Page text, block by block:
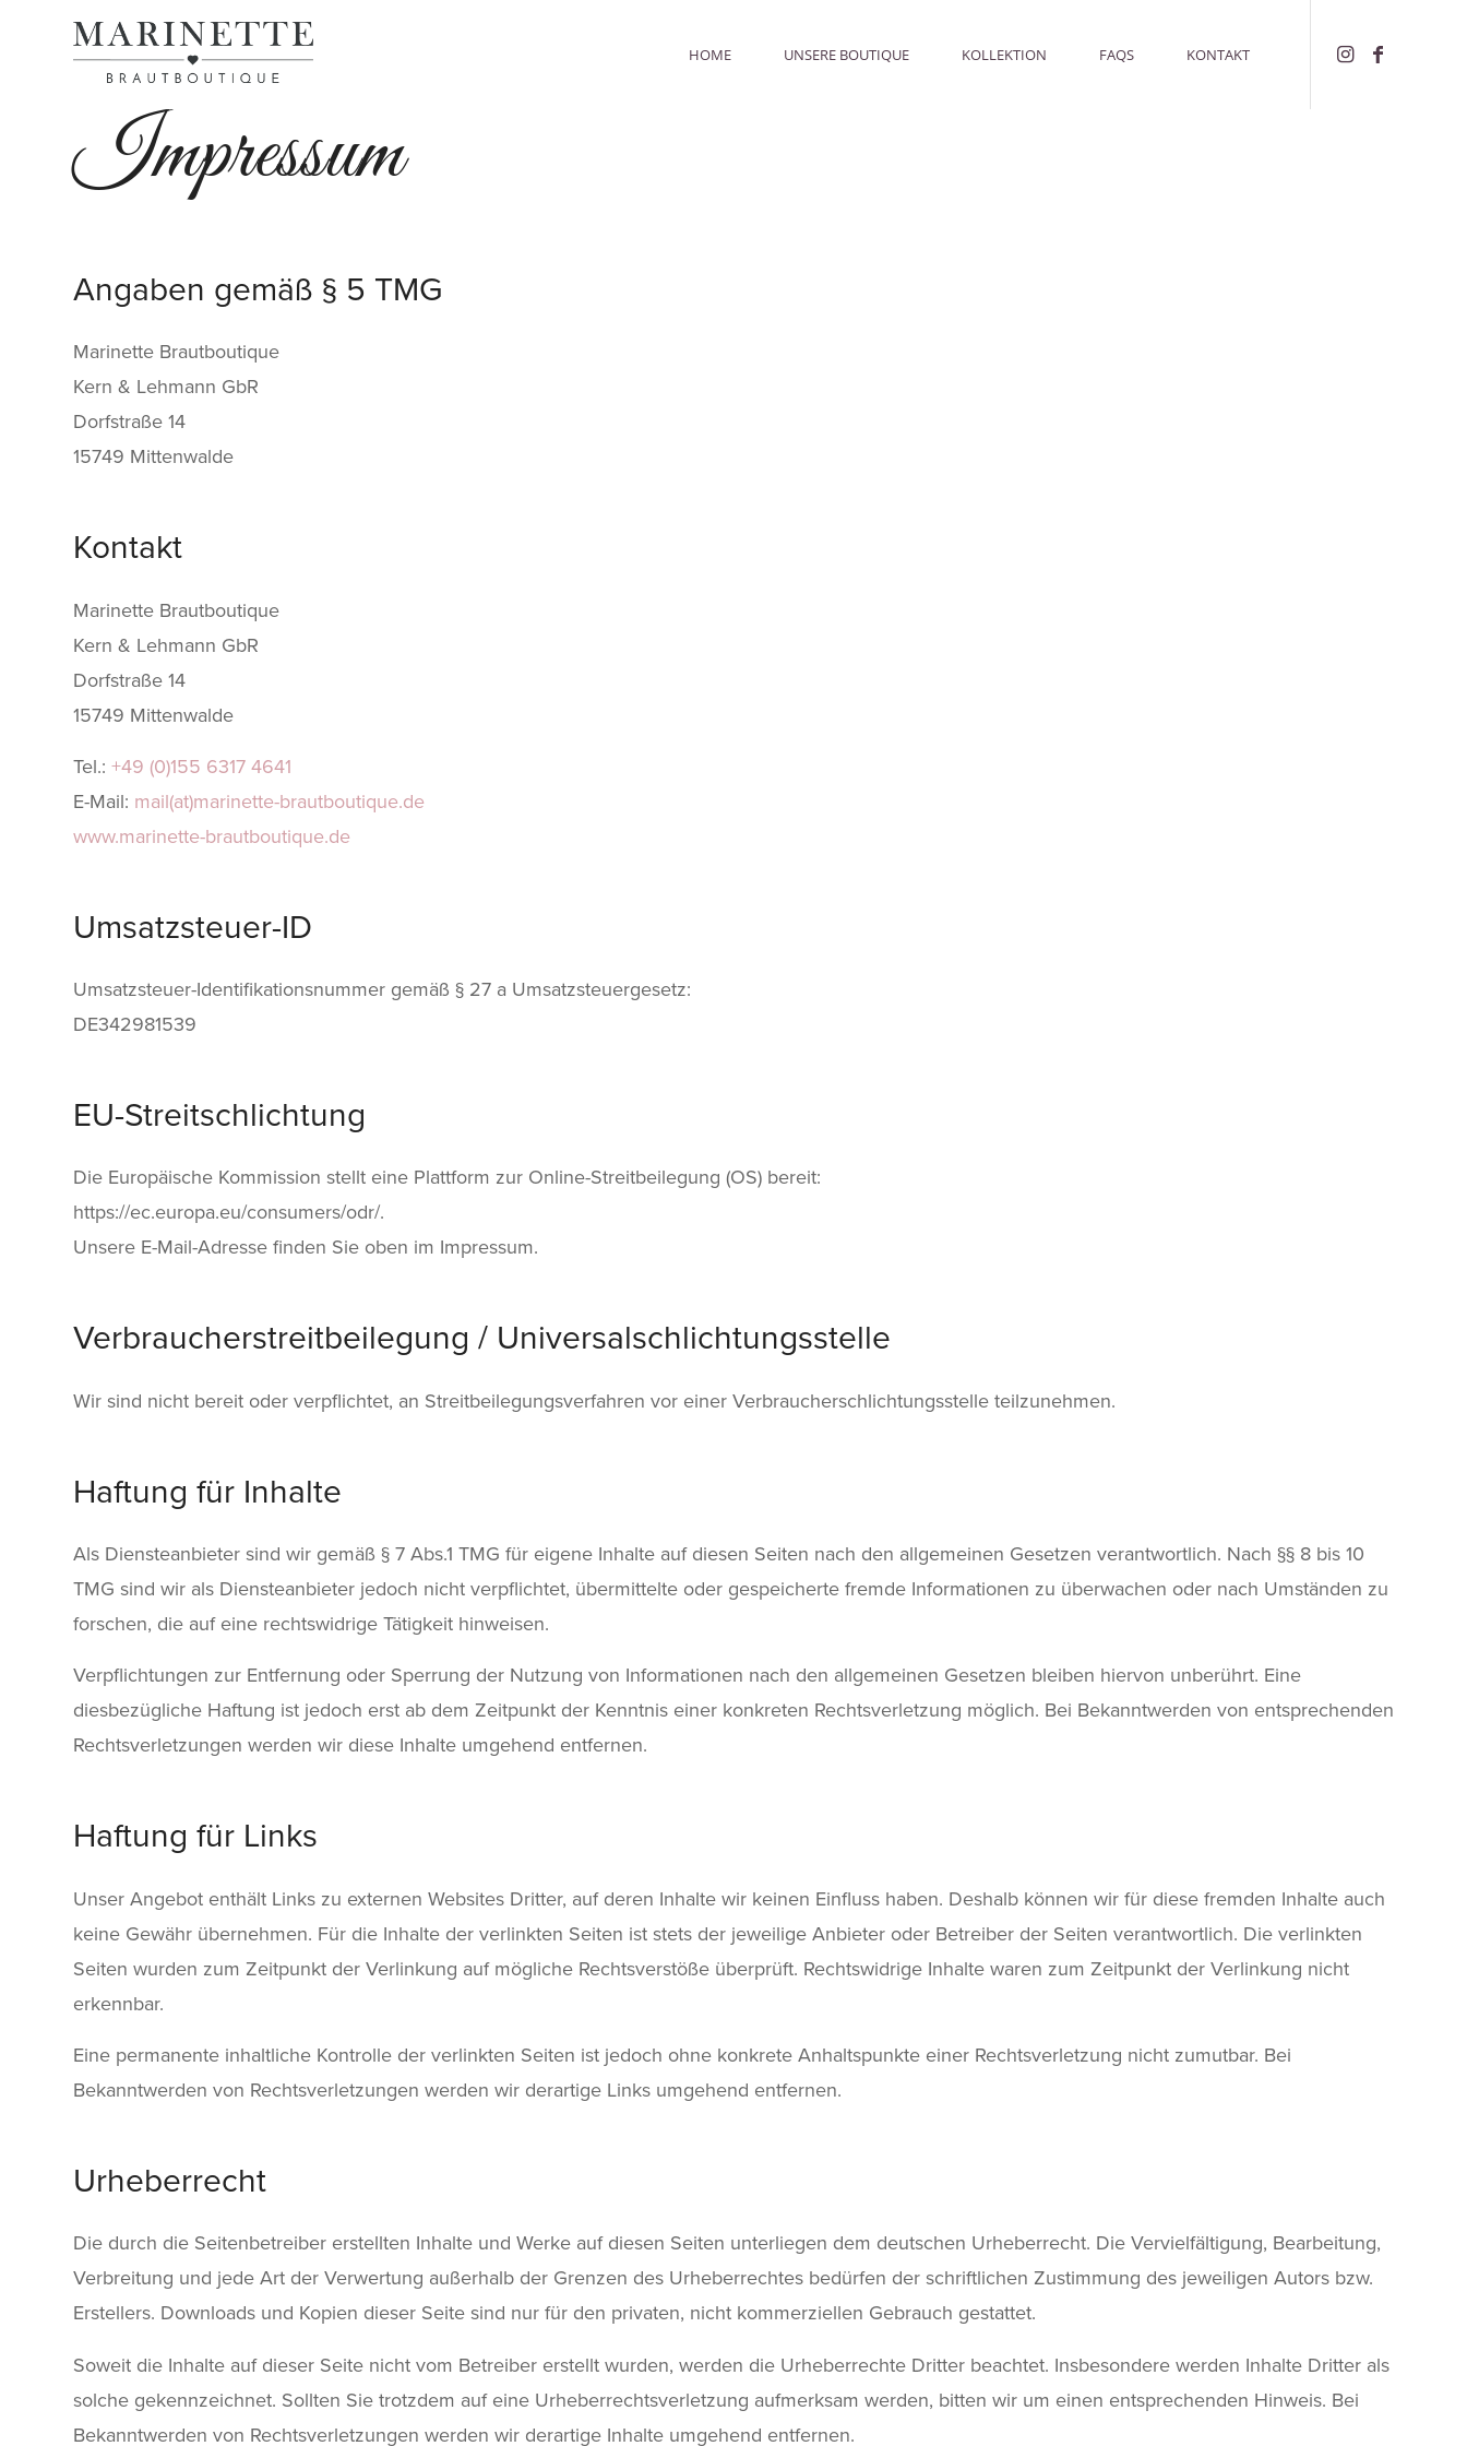
HOME UNSERE BOUTIQUE KOLLEKTION FAQS KONTAKT
Impressum
Angaben gemäß § 5 TMG
Marinette Brautboutique
Kern & Lehmann GbR
Dorfstraße 14
15749 Mittenwalde
Kontakt
Marinette Brautboutique
Kern & Lehmann GbR
Dorfstraße 14
15749 Mittenwalde
Tel.: +49 (0)155 6317 4641
E-Mail: mail(at)marinette-brautboutique.de
www.marinette-brautboutique.de
Umsatzsteuer-ID
Umsatzsteuer-Identifikationsnummer gemäß § 27 a Umsatzsteuergesetz:
DE342981539
EU-Streitschlichtung
Die Europäische Kommission stellt eine Plattform zur Online-Streitbeilegung (OS) bereit:
https://ec.europa.eu/consumers/odr/.
Unsere E-Mail-Adresse finden Sie oben im Impressum.
Verbraucherstreitbeilegung / Universalschlichtungsstelle
Wir sind nicht bereit oder verpflichtet, an Streitbeilegungsverfahren vor einer Verbraucherschlichtungsstelle teilzunehmen.
Haftung für Inhalte
Als Diensteanbieter sind wir gemäß § 7 Abs.1 TMG für eigene Inhalte auf diesen Seiten nach den allgemeinen Gesetzen verantwortlich. Nach §§ 8 bis 10
TMG sind wir als Diensteanbieter jedoch nicht verpflichtet, übermittelte oder gespeicherte fremde Informationen zu überwachen oder nach Umständen zu
forschen, die auf eine rechtswidrige Tätigkeit hinweisen.
Verpflichtungen zur Entfernung oder Sperrung der Nutzung von Informationen nach den allgemeinen Gesetzen bleiben hiervon unberührt. Eine
diesbezügliche Haftung ist jedoch erst ab dem Zeitpunkt der Kenntnis einer konkreten Rechtsverletzung möglich. Bei Bekanntwerden von entsprechenden
Rechtsverletzungen werden wir diese Inhalte umgehend entfernen.
Haftung für Links
Unser Angebot enthält Links zu externen Websites Dritter, auf deren Inhalte wir keinen Einfluss haben. Deshalb können wir für diese fremden Inhalte auch
keine Gewähr übernehmen. Für die Inhalte der verlinkten Seiten ist stets der jeweilige Anbieter oder Betreiber der Seiten verantwortlich. Die verlinkten
Seiten wurden zum Zeitpunkt der Verlinkung auf mögliche Rechtsverstöße überprüft. Rechtswidrige Inhalte waren zum Zeitpunkt der Verlinkung nicht
erkennbar.
Eine permanente inhaltliche Kontrolle der verlinkten Seiten ist jedoch ohne konkrete Anhaltspunkte einer Rechtsverletzung nicht zumutbar. Bei
Bekanntwerden von Rechtsverletzungen werden wir derartige Links umgehend entfernen.
Urheberrecht
Die durch die Seitenbetreiber erstellten Inhalte und Werke auf diesen Seiten unterliegen dem deutschen Urheberrecht. Die Vervielfältigung, Bearbeitung,
Verbreitung und jede Art der Verwertung außerhalb der Grenzen des Urheberrechtes bedürfen der schriftlichen Zustimmung des jeweiligen Autors bzw.
Erstellers. Downloads und Kopien dieser Seite sind nur für den privaten, nicht kommerziellen Gebrauch gestattet.
Soweit die Inhalte auf dieser Seite nicht vom Betreiber erstellt wurden, werden die Urheberrechte Dritter beachtet. Insbesondere werden Inhalte Dritter als
solche gekennzeichnet. Sollten Sie trotzdem auf eine Urheberrechtsverletzung aufmerksam werden, bitten wir um einen entsprechenden Hinweis. Bei
Bekanntwerden von Rechtsverletzungen werden wir derartige Inhalte umgehend entfernen.